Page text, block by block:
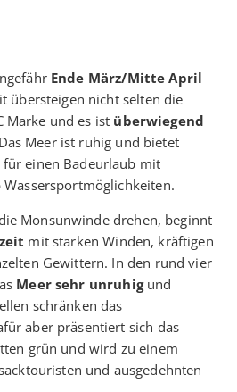
Ende März/Mitte April
übersteigen nicht selten die
Marke und es ist überwiegend
Meer ist ruhig und bietet
einen Badeurlaub mit
die Monsunwinde drehen, beginnt
mit starken Winden, kräftigen
Gewittern. In den rund vier
Meer sehr unruhigund
schränken das
aber präsentiert sich das
grün und wird zu einem
und ausgedehnten